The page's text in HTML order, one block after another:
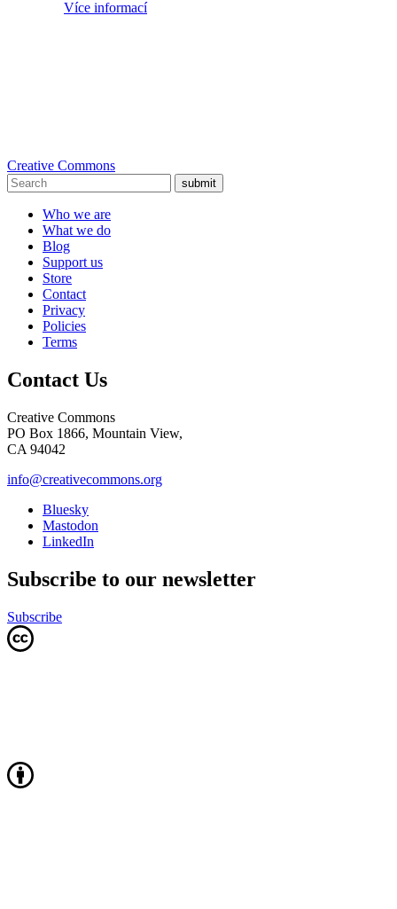
Více informací
Creative Commons
submit
Who we are
What we do
Blog
Support us
Store
Contact
Privacy
Policies
Terms
Contact Us
Creative Commons
PO Box 1866, Mountain View,
CA 94042
info@creativecommons.org
Bluesky
Mastodon
LinkedIn
Subscribe to our newsletter
Subscribe